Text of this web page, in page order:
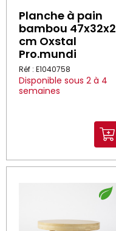
Planche à pain
bambou 47x32x2
cm Oxstal
Pro.mundi
Réf : E1040758
Disponible sous 2 à 4
semaines